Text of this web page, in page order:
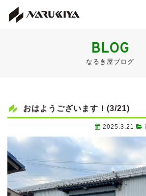
BLOG
なるき屋ブログ
おはようございます！(3/21)
2025.3.21